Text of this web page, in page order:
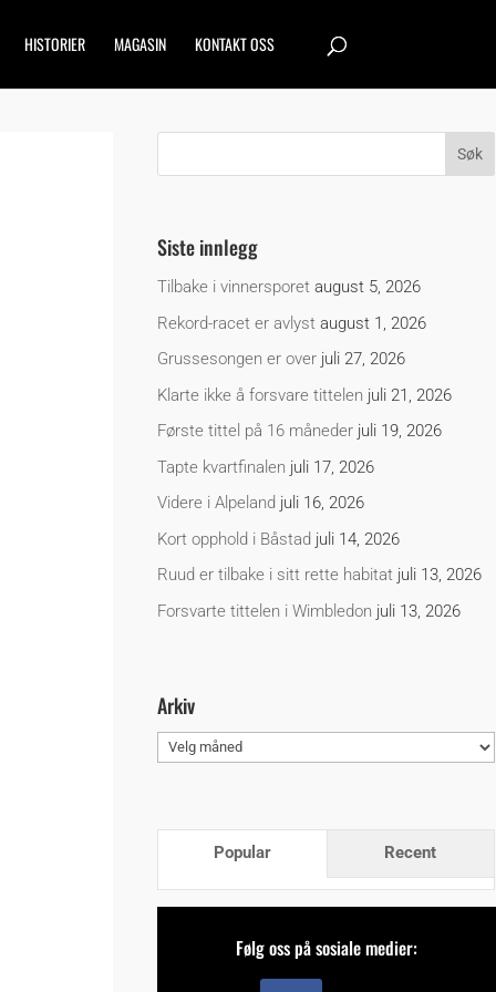
HISTORIER MAGASIN KONTAKT OSS
Siste innlegg
Tilbake i vinnersporet august 5, 2026
Rekord-racet er avlyst august 1, 2026
Grussesongen er over juli 27, 2026
Klarte ikke å forsvare tittelen juli 21, 2026
Første tittel på 16 måneder juli 19, 2026
Tapte kvartfinalen juli 17, 2026
Videre i Alpeland juli 16, 2026
Kort opphold i Båstad juli 14, 2026
Ruud er tilbake i sitt rette habitat juli 13, 2026
Forsvarte tittelen i Wimbledon juli 13, 2026
Arkiv
Arkiv
Popular Recent
Følg oss på sosiale medier: